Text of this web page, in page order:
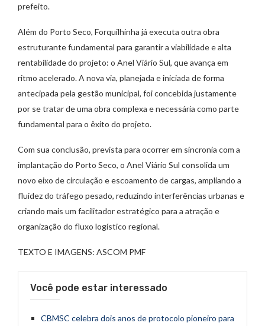
prefeito.
Além do Porto Seco, Forquilhinha já executa outra obra
estruturante fundamental para garantir a viabilidade e alta
rentabilidade do projeto: o Anel Viário Sul, que avança em
ritmo acelerado. A nova via, planejada e iniciada de forma
antecipada pela gestão municipal, foi concebida justamente
por se tratar de uma obra complexa e necessária como parte
fundamental para o êxito do projeto.
Com sua conclusão, prevista para ocorrer em sincronia com a
implantação do Porto Seco, o Anel Viário Sul consolida um
novo eixo de circulação e escoamento de cargas, ampliando a
fluidez do tráfego pesado, reduzindo interferências urbanas e
criando mais um facilitador estratégico para a atração e
organização do fluxo logístico regional.
TEXTO E IMAGENS: ASCOM PMF
Você pode estar interessado
CBMSC celebra dois anos de protocolo pioneiro para